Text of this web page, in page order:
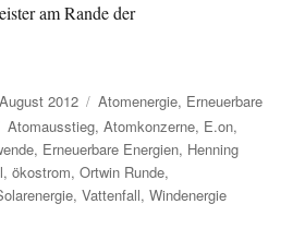
am Rande der
2012 Kategorien
Atomenergie, Erneuerbare
Schlagwörter
Atomausstieg,Atomkonzerne, E.on,
, Erneuerbare Energien, Henning
,ökostrom,Ortwin Runde,
,Vattenfall,Windenergie